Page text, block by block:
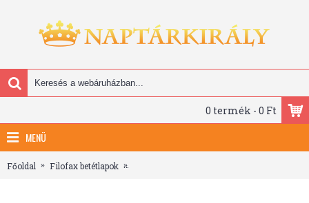
0 termék - 0 Ft
MENÜ
Főoldal Filofax betétlapok